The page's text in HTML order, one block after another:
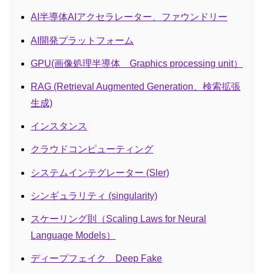
AI半導体AIアクセラレーター、ファウンドリー
AI開発プラットフォーム
GPU(画像処理半導体 Graphics processing unit）
RAG (Retrieval Augmented Generation、検索拡張
生成)
インスタンス
クラウドコンピューティング
システムインテグレーター (Sler)
シンギュラリティ (singularity)
スケーリング則（Scaling Laws for Neural
Language Models）
ディープフェイク Deep Fake